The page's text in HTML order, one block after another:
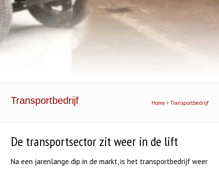
Transportbedrijf Home Transportbedrijf
De transportsector zit weer in de lift
Na een jarenlange dip in de markt, is het transportbedrijf weer